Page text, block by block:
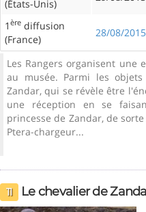
(États-Unis)
1 ère diffusion
(France)
28/08/2015
Les Rangers organisent une
au musée. Parmi les
Zandar, qui se révèle être
une réception en se
princesse de Zandar, de
Ptera-chargeur...
11 Le chevalier de